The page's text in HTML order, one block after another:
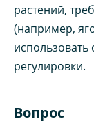
растений,
(например,
регулировки.
Вопрос